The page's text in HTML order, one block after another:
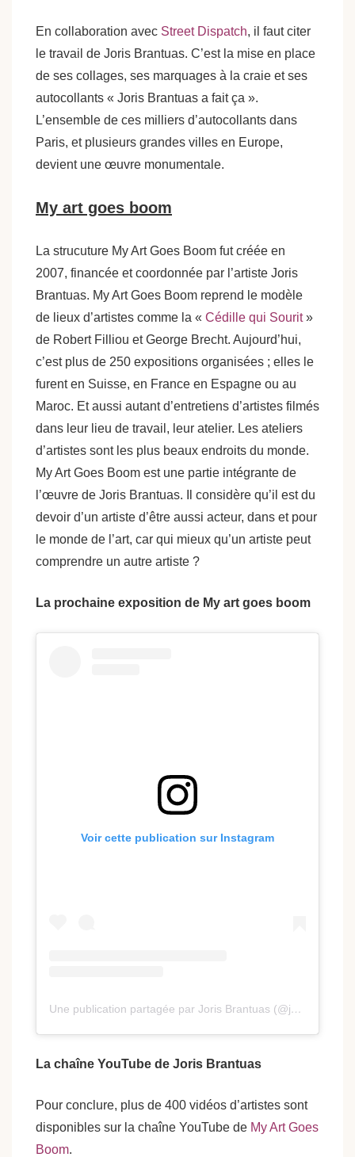
En collaboration avec Street Dispatch, il faut citer
le travail de Joris Brantuas. C’est la mise en place
de ses collages, ses marquages à la craie et ses
autocollants « Joris Brantuas a fait ça ».
L’ensemble de ces milliers d’autocollants dans
Paris, et plusieurs grandes villes en Europe,
devient une œuvre monumentale.
My art goes boom
La strucuture My Art Goes Boom fut créée en
2007, financée et coordonnée par l’artiste Joris
Brantuas. My Art Goes Boom reprend le modèle
de lieux d’artistes comme la « Cédille qui Sourit»
de Robert Filliou et George Brecht. Aujourd’hui,
c’est plus de 250 expositions organisées ; elles le
furent en Suisse, en France en Espagne ou au
Maroc. Et aussi autant d’entretiens d’artistes filmés
dans leur lieu de travail, leur atelier. Les ateliers
d’artistes sont les plus beaux endroits du monde.
My Art Goes Boom est une partie intégrante de
l’œuvre de Joris Brantuas. Il considère qu’il est du
devoir d’un artiste d’être aussi acteur, dans et pour
le monde de l’art, car qui mieux qu’un artiste peut
comprendre un autre artiste ?
La prochaine exposition de My art goes boom
Voir cette publication sur Instagram
Une publication partagée par Joris Brantuas (@joris_brantuas)
La chaîne YouTube de Joris Brantuas
Pour conclure, plus de 400 vidéos d’artistes sont
disponibles sur la chaîne YouTube de My Art Goes
Boom.